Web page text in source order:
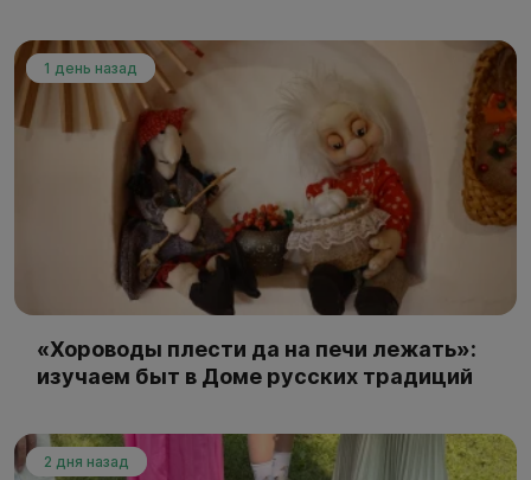
1 день назад
«Хороводы плести да на печи лежать»:
изучаем быт в Доме русских традиций
2 дня назад